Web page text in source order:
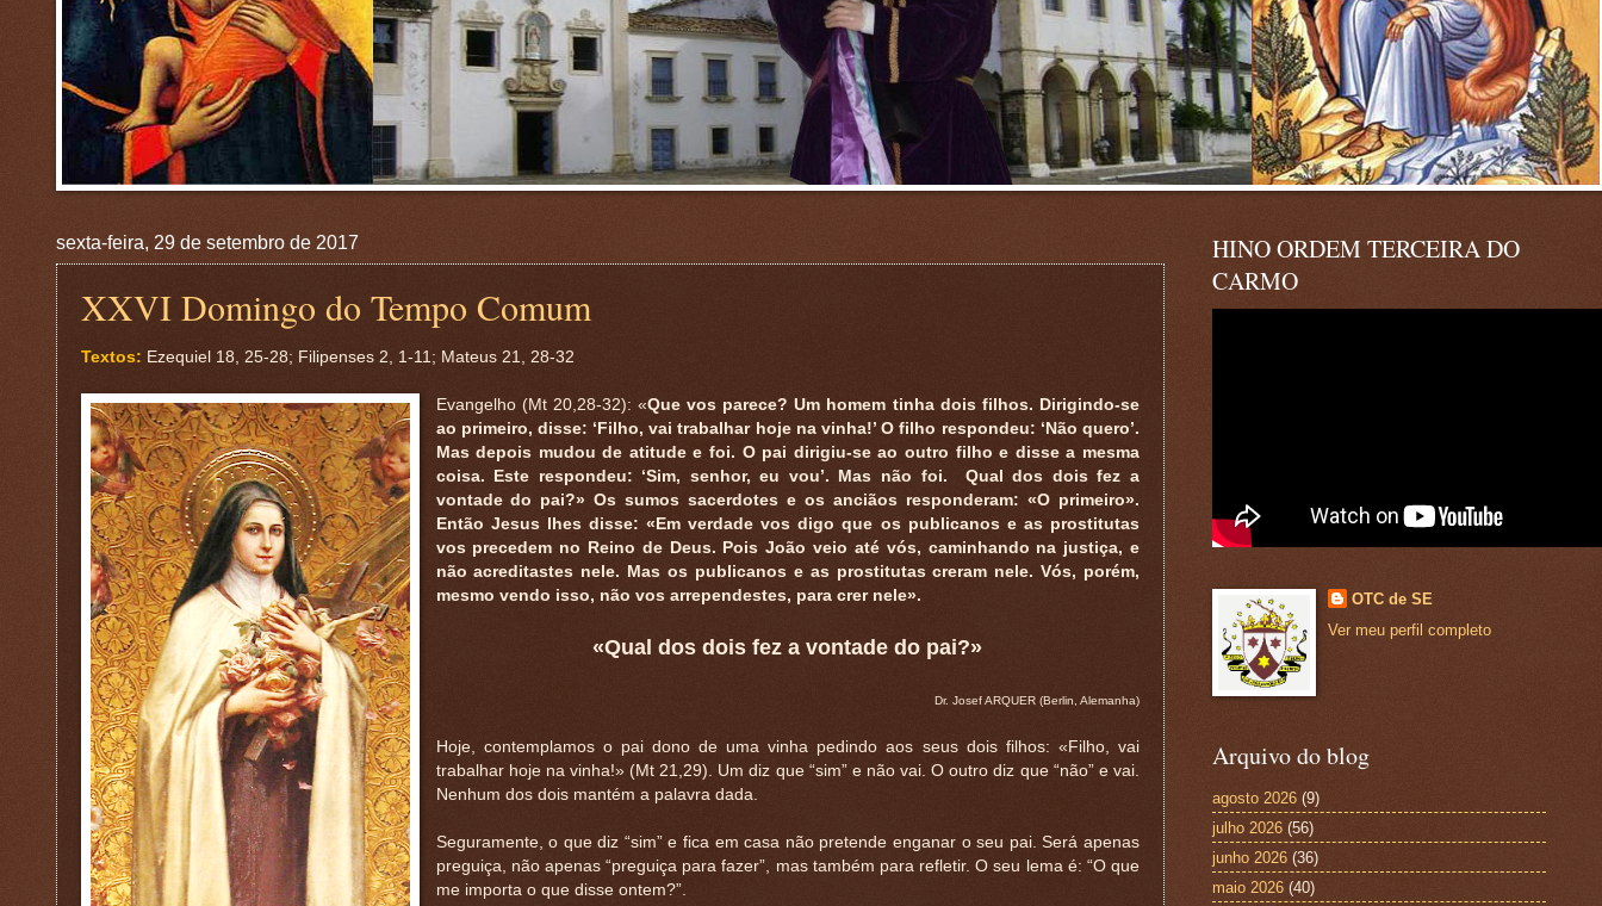
sexta-feira, 29 de setembro de 2017
XXVI Domingo do Tempo Comum
Textos: Ezequiel 18, 25-28; Filipenses 2, 1-11; Mateus 21, 28-32
Evangelho (Mt 20,28-32): «Que vos parece? Um homem tinha dois filhos. Dirigindo-se
ao primeiro, disse: ‘Filho, vai trabalhar hoje na vinha!’ O filho respondeu: ‘Não quero’.
Mas depois mudou de atitude e foi. O pai dirigiu-se ao outro filho e disse a mesma
coisa. Este respondeu: ‘Sim, senhor, eu vou’. Mas não foi. Qual dos dois fez a
vontade do pai?» Os sumos sacerdotes e os anciãos responderam: «O primeiro».
Então Jesus lhes disse: «Em verdade vos digo que os publicanos e as prostitutas
vos precedem no Reino de Deus. Pois João veio até vós, caminhando na justiça, e
não acreditastes nele. Mas os publicanos e as prostitutas creram nele. Vós, porém,
mesmo vendo isso, não vos arrependestes, para crer nele».
«Qual dos dois fez a vontade do pai?»
Dr. Josef ARQUER (Berlin, Alemanha)
Hoje, contemplamos o pai dono de uma vinha pedindo aos seus dois filhos: «Filho, vai
trabalhar hoje na vinha!» (Mt 21,29). Um diz que “sim” e não vai. O outro diz que “não” e vai.
Nenhum dos dois mantém a palavra dada.
Seguramente, o que diz “sim” e fica em casa não pretende enganar o seu pai. Será apenas
preguiça, não apenas “preguiça para fazer”, mas também para refletir. O seu lema é: “O que
me importa o que disse ontem?”.
HINO ORDEM TERCEIRA DO
CARMO
OTC de SE
Ver meu perfil completo
Arquivo do blog
agosto 2026 (9)
julho 2026 (56)
junho 2026 (36)
maio 2026 (40)